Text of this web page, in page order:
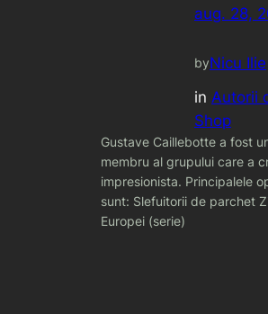
aug. 28,
byNicu Ilie
in Autorii
Shop
Gustave Caillebotte a fost
membru al grupului care a
impresionista. Principalele
sunt: Slefuitorii de parchet
Europei (serie)